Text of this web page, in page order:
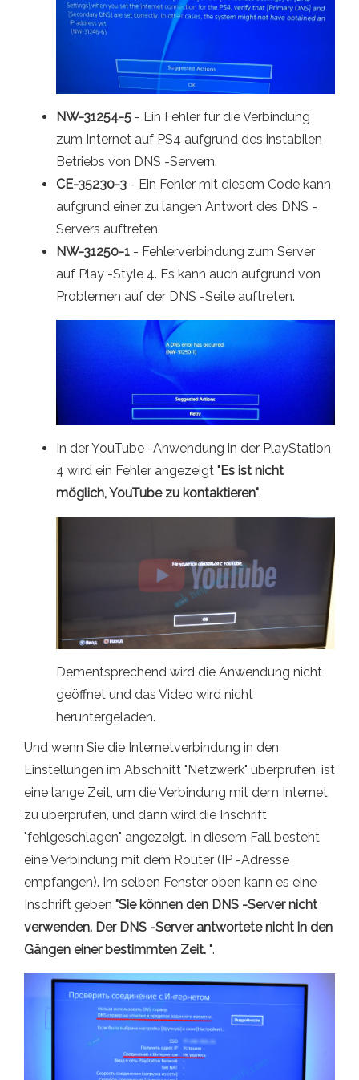
NW-31254-5 - Ein Fehler für die Verbindung
zum Internet auf PS4 aufgrund des instabilen
Betriebs von DNS -Servern.
CE-35230-3 - Ein Fehler mit diesem Code kann
aufgrund einer zu langen Antwort des DNS -
Servers auftreten.
NW-31250-1 - Fehlerverbindung zum Server
auf Play -Style 4. Es kann auch aufgrund von
Problemen auf der DNS -Seite auftreten.
In der YouTube -Anwendung in der PlayStation
4 wird ein Fehler angezeigt "Es ist nicht
möglich, YouTube zu kontaktieren".
Dementsprechend wird die Anwendung nicht
geöffnet und das Video wird nicht
heruntergeladen.
Und wenn Sie die Internetverbindung in den
Einstellungen im Abschnitt "Netzwerk" überprüfen, ist
eine lange Zeit, um die Verbindung mit dem Internet
zu überprüfen, und dann wird die Inschrift
"fehlgeschlagen" angezeigt. In diesem Fall besteht
eine Verbindung mit dem Router (IP -Adresse
empfangen). Im selben Fenster oben kann es eine
Inschrift geben "Sie können den DNS -Server nicht
verwenden. Der DNS -Server antwortete nicht in den
Gängen einer bestimmten Zeit. ".